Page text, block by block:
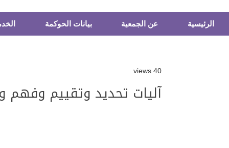
الرئيسية عن الجمعية بيانات الحوكمة
40 views
آليات تحديد وتقييم وفهم